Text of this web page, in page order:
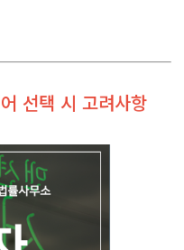
선택 시 고려사항